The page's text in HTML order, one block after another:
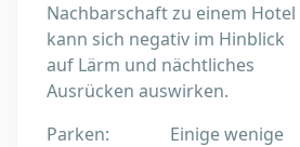
Nachbarschaft zu einem Hotel
kann sich negativ im Hinblick
auf Lärm und nächtliches
Ausrücken auswirken.
Parken: Einige wenige